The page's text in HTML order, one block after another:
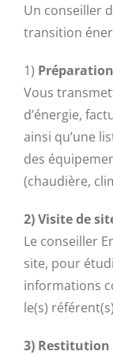
Un conseiller
transition
1)
Vous
d’énergie,
ainsi qu’une
des
(chaudière,
2) Visite de
Le conseiller
site, pour
informations
le(s)
3) Restitution